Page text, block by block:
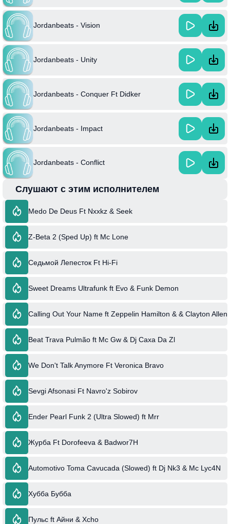
Jordanbeats - Vision
Jordanbeats - Unity
Jordanbeats - Conquer Ft Didker
Jordanbeats - Impact
Jordanbeats - Conflict
Слушают с этим исполнителем
Medo De Deus Ft Nxxkz & Seek
Z-Beta 2 (Sped Up) ft Mc Lone
Седьмой Лепесток Ft Hi-Fi
Sweet Dreams Ultrafunk ft Evo & Funk Demon
Calling Out Your Name ft Zeppelin Hamilton & & Clayton Allen
Beat Trava Pulmão ft Mc Gw & Dj Caxa Da Zl
We Don't Talk Anymore Ft Veronica Bravo
Sevgi Afsonasi Ft Navro'z Sobirov
Ender Pearl Funk 2 (Ultra Slowed) ft Mrr
Журба Ft Dorofeeva & Badwor7H
Automotivo Toma Cavucada (Slowed) ft Dj Nk3 & Mc Lyc4N
Хубба Бубба
Пульс ft Айни & Xcho